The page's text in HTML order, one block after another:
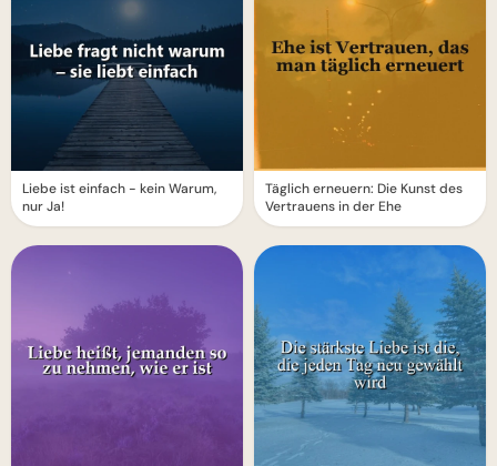
Liebe ist einfach - kein Warum,
nur Ja!
Täglich erneuern: Die Kunst des
Vertrauens in der Ehe